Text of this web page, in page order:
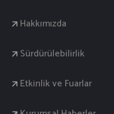
Hakkımızda
Sürdürülebilirlik
Etkinlik ve Fuarlar